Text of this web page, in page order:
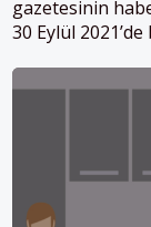
gazetesinin
30 Eylül